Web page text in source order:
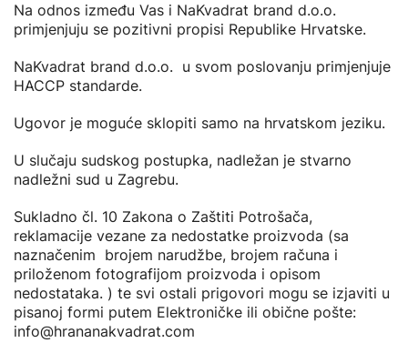
Na odnos između Vas i NaKvadrat brand d.o.o.
primjenjuju se pozitivni propisi Republike Hrvatske.
NaKvadrat brand d.o.o. u svom poslovanju primjenjuje
HACCP standarde.
Ugovor je moguće sklopiti samo na hrvatskom jeziku.
U slučaju sudskog postupka, nadležan je stvarno
nadležni sud u Zagrebu.
Sukladno čl. 10 Zakona o Zaštiti Potrošača,
reklamacije vezane za nedostatke proizvoda (sa
naznačenim brojem narudžbe, brojem računa i
priloženom fotografijom proizvoda i opisom
nedostataka. ) te svi ostali prigovori mogu se izjaviti u
pisanoj formi putem Elektroničke ili obične pošte:
info@hrananakvadrat.com